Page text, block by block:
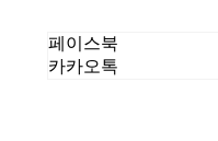
페이스북
카카오톡